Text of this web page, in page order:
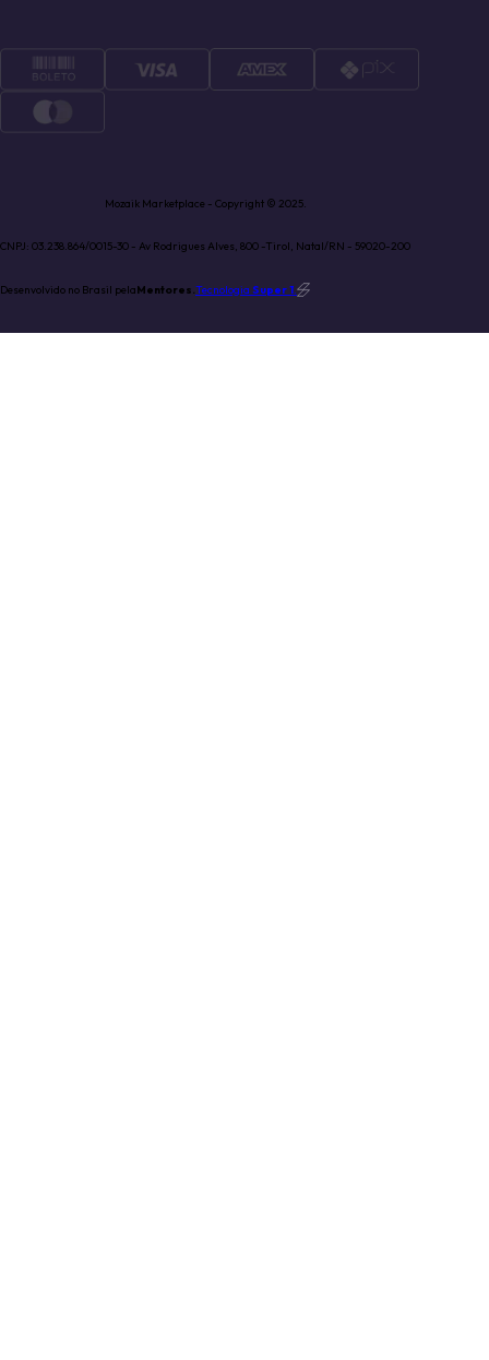
Mozaik Marketplace - Copyright © 2025.
CNPJ: 03.238.864/0015-30 - Av Rodrigues Alves, 800 -Tirol, Natal/RN - 59020-200
Desenvolvido no Brasil pelaMentores.Tecnologia Super 1.